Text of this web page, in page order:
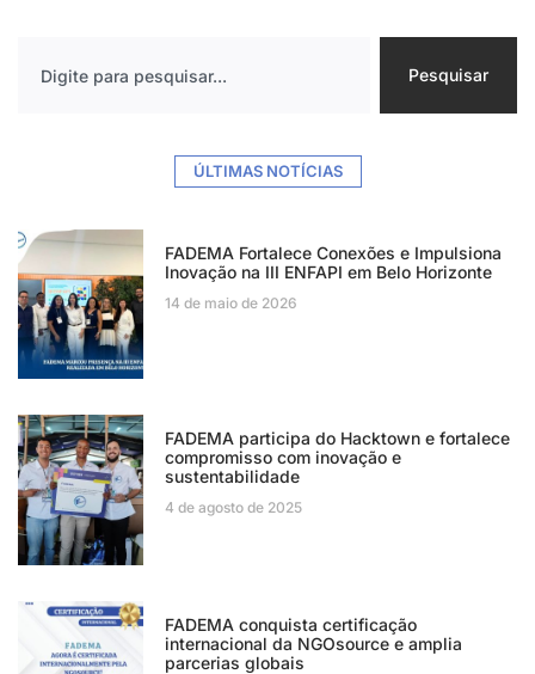
Pesquisar
ÚLTIMAS NOTÍCIAS
FADEMA Fortalece Conexões e Impulsiona
Inovação na III ENFAPI em Belo Horizonte
14 de maio de 2026
FADEMA participa do Hacktown e fortalece
compromisso com inovação e
sustentabilidade
4 de agosto de 2025
FADEMA conquista certificação
internacional da NGOsource e amplia
parcerias globais